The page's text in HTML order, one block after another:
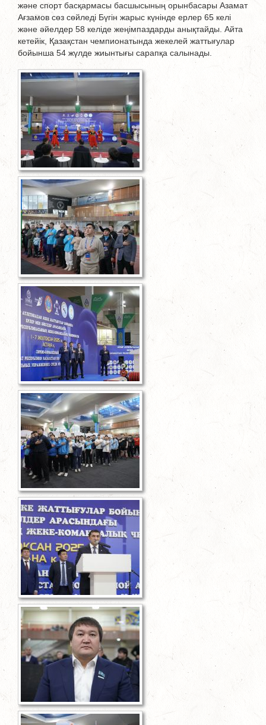
және спорт басқармасы басшысының орынбасары Азамат
Ағзамов сөз сөйледі Бүгін жарыс күнінде ерлер 65 келі
және әйелдер 58 келіде жеңімпаздарды анықтайды. Айта
кетейік, Қазақстан чемпионатында жекелей жаттығулар
бойынша 54 жүлде жиынтығы сарапқа салынады.